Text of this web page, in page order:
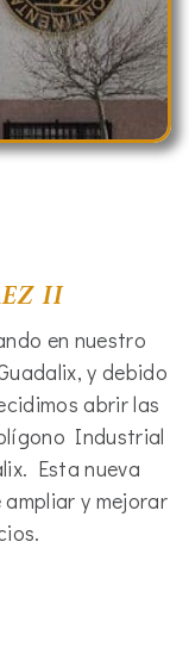
II
en nuestro
y debido
abrir las
Industrial
Esta nueva
y mejorar